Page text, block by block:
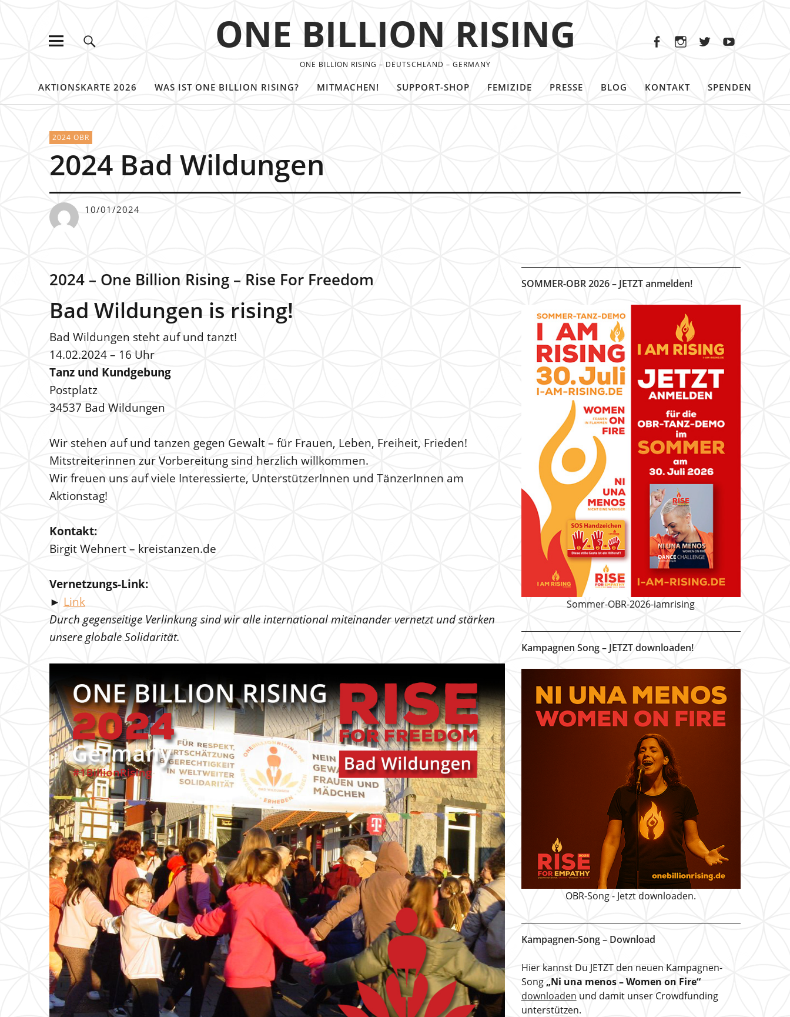
ONE BILLION RISING
ONE BILLION RISING – DEUTSCHLAND – GERMANY
AKTIONSKARTE 2026 WAS IST ONE BILLION RISING? MITMACHEN! SUPPORT-SHOP FEMIZIDE PRESSE BLOG KONTAKT SPENDEN
2024 OBR
2024 Bad Wildungen
10/01/2024
2024 – One Billion Rising – Rise For Freedom
Bad Wildungen is rising!
Bad Wildungen steht auf und tanzt!
14.02.2024 – 16 Uhr
Tanz und Kundgebung
Postplatz
34537 Bad Wildungen
Wir stehen auf und tanzen gegen Gewalt – für Frauen, Leben, Freiheit, Frieden!
Mitstreiterinnen zur Vorbereitung sind herzlich willkommen.
Wir freuen uns auf viele Interessierte, UnterstützerInnen und TänzerInnen am
Aktionstag!
Kontakt:
Birgit Wehnert – kreistanzen.de
Vernetzungs-Link:
► Link
Durch gegenseitige Verlinkung sind wir alle international miteinander vernetzt und stärken
unsere globale Solidarität.
SOMMER-OBR 2026 – JETZT anmelden!
Sommer-OBR-2026-iamrising
Kampagnen Song – JETZT downloaden!
OBR-Song - Jetzt downloaden.
Kampagnen-Song – Download
Hier kannst Du JETZT den neuen Kampagnen-
Song „Ni una menos – Women on Fire“
downloaden und damit unser Crowdfunding
unterstützen.